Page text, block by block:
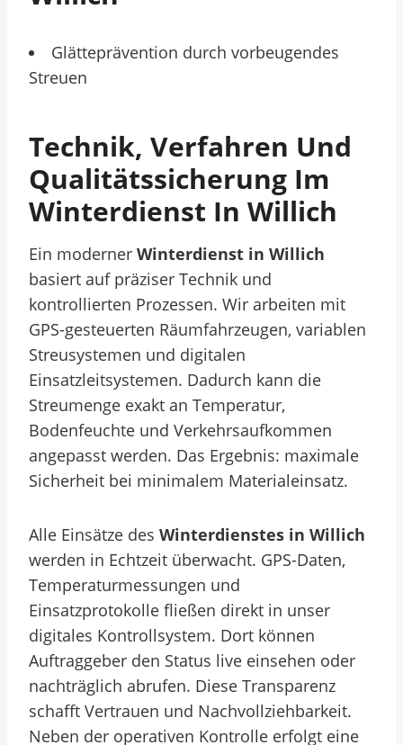
Glätteprävention durch vorbeugendes
Streuen
Technik, Verfahren Und
Qualitätssicherung Im
Winterdienst In Willich
Ein moderner Winterdienst in Willich
basiert auf präziser Technik und
kontrollierten Prozessen. Wir arbeiten mit
GPS-gesteuerten Räumfahrzeugen, variablen
Streusystemen und digitalen
Einsatzleitsystemen. Dadurch kann die
Streumenge exakt an Temperatur,
Bodenfeuchte und Verkehrsaufkommen
angepasst werden. Das Ergebnis: maximale
Sicherheit bei minimalem Materialeinsatz.
Alle Einsätze des Winterdienstes in Willich
werden in Echtzeit überwacht. GPS-Daten,
Temperaturmessungen und
Einsatzprotokolle fließen direkt in unser
digitales Kontrollsystem. Dort können
Auftraggeber den Status live einsehen oder
nachträglich abrufen. Diese Transparenz
schafft Vertrauen und Nachvollziehbarkeit.
Neben der operativen Kontrolle erfolgt eine